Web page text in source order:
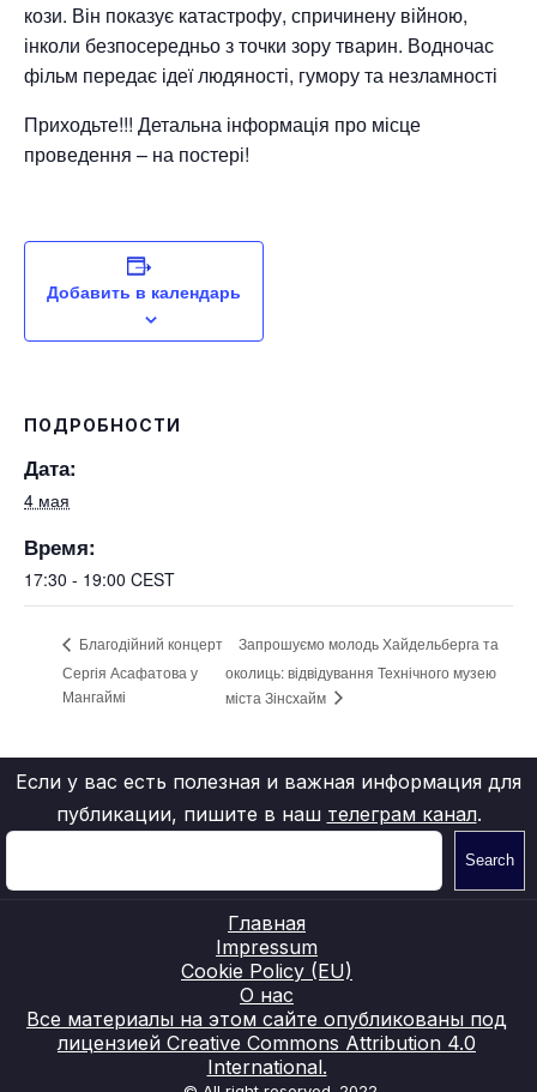
кози. Він показує катастрофу, спричинену війною,
інколи безпосередньо з точки зору тварин. Водночас
фільм передає ідеї людяності, гумору та незламності
Приходьте!!! Детальна інформація про місце
проведення – на постері!
Добавить в календарь
ПОДРОБНОСТИ
Дата:
4 мая
Время:
17:30 - 19:00 CEST
Благодійний концерт
Сергія Асафатова у
Мангаймі
Запрошуємо молодь Хайдельберга та
околиць: відвідування Технічного музею
міста Зінсхайм
Если у вас есть полезная и важная информация для
публикации, пишите в наш телеграм канал.
Search
Главная
Impressum
Cookie Policy (EU)
О нас
Все материалы на этом сайте опубликованы под
лицензией Creative Commons Attribution 4.0
International.